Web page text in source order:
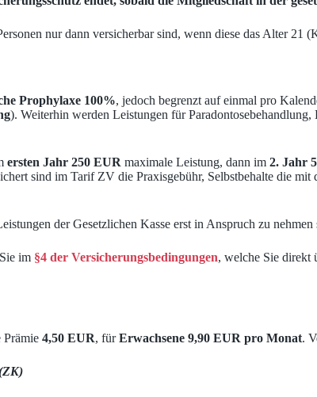
nur dann versicherbar sind, wenn diese das Alter
Prophylaxe 100%, jedoch begrenzt auf einmal pro
). Weiterhin werden Leistungen für
ersten Jahr 250 EUR maximale Leistung, dann im 2. Jahr
sind im Tarif ZV die Praxisgebühr, Selbstbehalte die
der Gesetzlichen Kasse erst in Anspruch zu
im §4 der Versicherungsbedingungen, welche Sie direkt
Prämie 4,50 EUR, fürErwachsene 9,90 EUR pro Monat.